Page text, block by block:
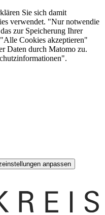
Sie sich damit
verwendet. "Nur notwendie
zur Speicherung Ihrer
Cookies akzeptieren"
Daten durch Matomo zu.
anpassen